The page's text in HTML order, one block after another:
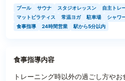
プール サウナ スタジオレッスン
自主トレ
マットピラティス
常温ヨガ 駐車場 シャワ
食事指導
24時間営業 駅から5分以内
食事指導内容
トレーニング時以外の過ごし方や